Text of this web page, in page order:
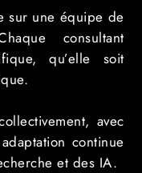
sur une équipe de
consultant
qu’elle soit
avec
continue
et des IA.